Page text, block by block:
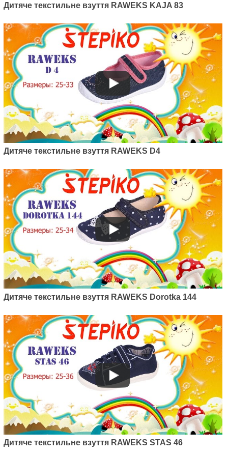
Дитяче текстильне взуття RAWEKS KAJA 83
Дитяче текстильне взуття RAWEKS D4
Дитяче текстильне взуття RAWEKS Dorotka 144
Дитяче текстильне взуття RAWEKS STAS 46